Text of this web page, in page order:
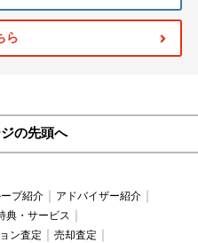
ら
の先頭へ
プ紹介
アドバイザー紹介
典・サービス
ン査定
売却査定